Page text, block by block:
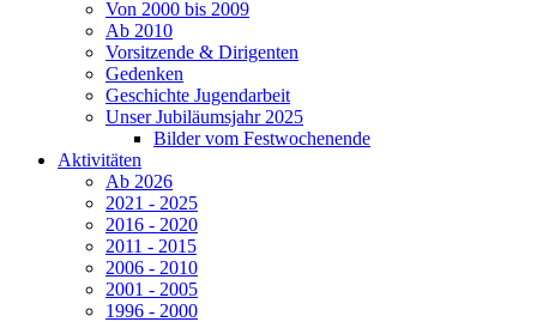
Von 2000 bis 2009
Ab 2010
Vorsitzende & Dirigenten
Gedenken
Geschichte Jugendarbeit
Unser Jubiläumsjahr 2025
Bilder vom Festwochenende
Aktivitäten
Ab 2026
2021 - 2025
2016 - 2020
2011 - 2015
2006 - 2010
2001 - 2005
1996 - 2000